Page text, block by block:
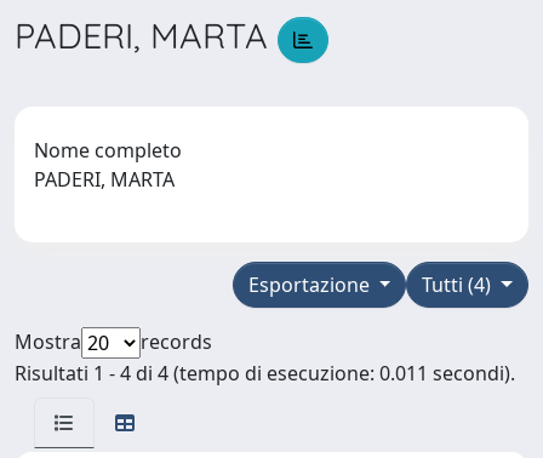
PADERI, MARTA
Nome completo
PADERI, MARTA
Tutti (4)
Esportazione
Mostra
records
Risultati 1 - 4 di 4 (tempo di esecuzione: 0.011 secondi).